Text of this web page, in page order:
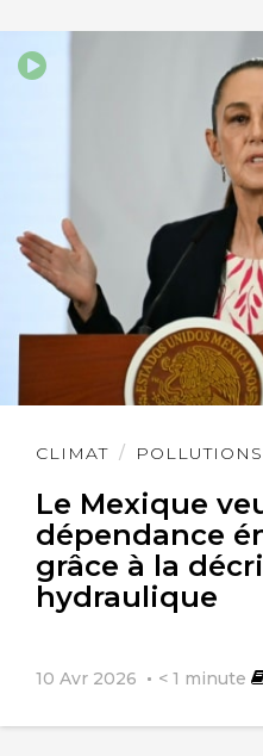
CLIMAT POLLUTIONS
Le Mexique
dépendance
grâce à la
hydraulique
10 Avr 2026 < 1 minute
Lire